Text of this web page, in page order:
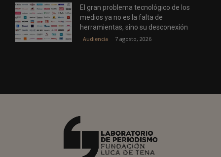
El gran problema tecnológico de los
medios ya no es la falta de
herramientas, sino su desconexión
Audiencia 7 agosto, 2026